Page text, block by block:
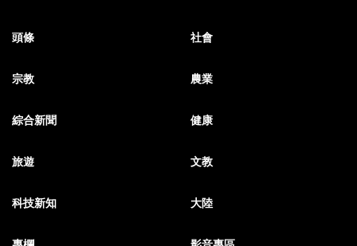
頭條 社會
宗教 農業
綜合新聞 健康
旅遊 文教
科技新知 大陸